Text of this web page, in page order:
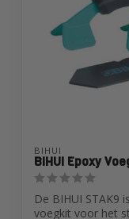
BIHUI
BIHUI Epoxy
De BIHUI STAK9
voegkit voor het